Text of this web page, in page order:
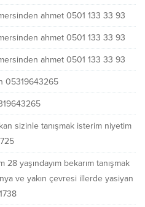
ahmet 0501 133 33 93
ahmet 0501 133 33 93
ahmet 0501 133 33 93
05319643265
sizinle tanışmak isterim niyetim
28 yaşındayım bekarım tanışmak
ve yakın çevresi illerde yasiyan